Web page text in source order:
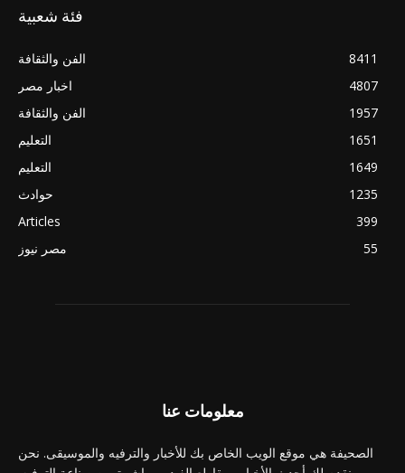
فئة شعبية
الفن والثقافة
8411
اخبار مصر
4807
الفن والثقافة
1957
التعليم
1651
التعليم
1649
حوادث
1235
Articles
399
مصر نيوز
55
معلومات عنا
الصحيفة هي موقع الويب الخاص بك للأخبار والترفيه والموسيقى. نحن